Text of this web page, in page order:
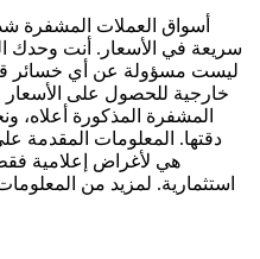
أسواق العملات المشفرة
سريعة في الأسعار. أنت وحدك
خارجية للحصول على الأسعار
المشفرة المذكورة أعلاه،
دقتها. المعلومات المقدمة
هي لأغراض إعلامية فقط
استثمارية. لمزيد من